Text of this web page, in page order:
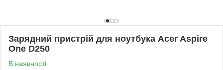
Зарядний пристрій для ноутбука Acer Aspire
One D250
В наявності